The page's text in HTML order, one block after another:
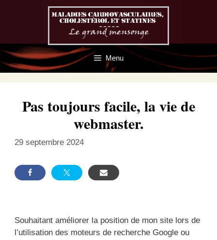
Menu
Pas toujours facile, la vie de
webmaster.
29 septembre 2024
Souhaitant améliorer la position de mon site lors de
l’utilisation des moteurs de recherche Google ou